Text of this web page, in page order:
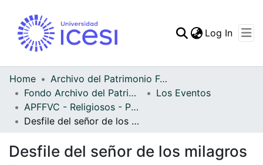
Statistics
Log In
Home
Archivo del Patrimonio Fotográfico y Fílmico del Valle del Cauca
Fondo Archivo del Patrimonio Fotográfico y Fílmico del Valle del Cauca
Los Eventos
APFFVC - Religiosos - Patrimonial
Desfile del señor de los milagros
Desfile del señor de los milagros